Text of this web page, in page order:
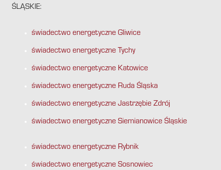
ŚLĄSKIE:
świadectwo energetyczne Gliwice
świadectwo energetyczne Tychy
świadectwo energetyczne Katowice
świadectwo energetyczne Ruda Śląska
świadectwo energetyczne Jastrzębie Zdrój
świadectwo energetyczne Siemianowice Śląskie
świadectwo energetyczne Rybnik
świadectwo energetyczne Sosnowiec